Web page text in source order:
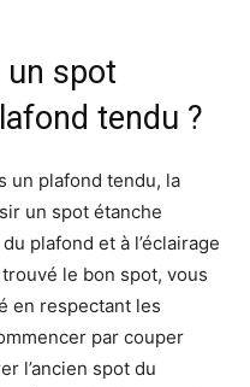
spot
tendu ?
un plafond tendu, la
un spot étanche
plafond et à l’éclairage
le bon spot, vous
en respectant les
par couper
l’ancien spot du